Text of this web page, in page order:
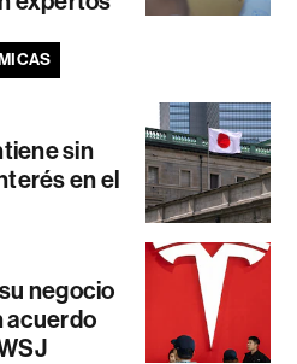
sin
en el
negocio
acuerdo